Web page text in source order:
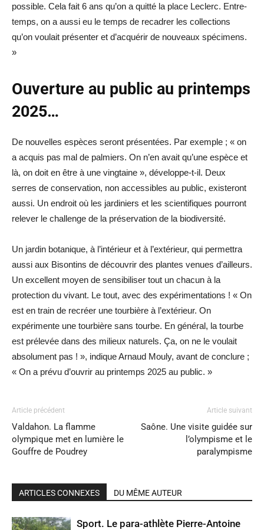
possible. Cela fait 6 ans qu’on a quitté la place Leclerc. Entre-
temps, on a aussi eu le temps de recadrer les collections
qu’on voulait présenter et d’acquérir de nouveaux spécimens.
»
Ouverture au public au printemps
2025…
De nouvelles espèces seront présentées. Par exemple ; « on
a acquis pas mal de palmiers. On n’en avait qu’une espèce et
là, on doit en être à une vingtaine », développe-t-il. Deux
serres de conservation, non accessibles au public, existeront
aussi. Un endroit où les jardiniers et les scientifiques pourront
relever le challenge de la préservation de la biodiversité.
Un jardin botanique, à l’intérieur et à l’extérieur, qui permettra
aussi aux Bisontins de découvrir des plantes venues d’ailleurs.
Un excellent moyen de sensibiliser tout un chacun à la
protection du vivant. Le tout, avec des expérimentations ! « On
est en train de recréer une tourbière à l’extérieur. On
expérimente une tourbière sans tourbe. En général, la tourbe
est prélevée dans des milieux naturels. Ça, on ne le voulait
absolument pas ! », indique Arnaud Mouly, avant de conclure ;
« On a prévu d’ouvrir au printemps 2025 au public. »
Article précédent
Valdahon. La flamme
olympique met en lumière le
Gouffre de Poudrey
Article suivant
Saône. Une visite guidée sur
l’olympisme et le
paralympisme
ARTICLES CONNEXES DU MÊME AUTEUR
Sport. Le para-athlète Pierre-Antoine